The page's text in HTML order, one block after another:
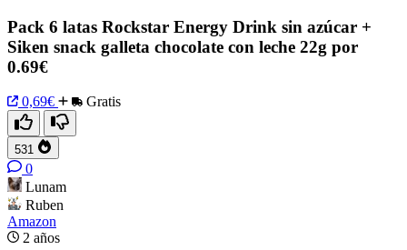
Pack 6 latas Rockstar Energy Drink sin azúcar +
Siken snack galleta chocolate con leche 22g por
0.69€
0,69€ Gratis
531
0
Lunam
Ruben
Amazon
2 años